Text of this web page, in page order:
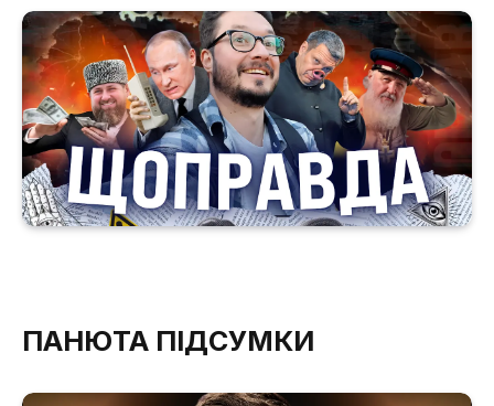
ПАНЮТА ПІДСУМКИ